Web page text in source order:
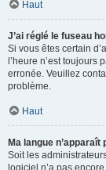
Haut
J’ai réglé le fuseau
Si vous êtes certain
l’heure n’est toujours
erronée. Veuillez
problème.
Haut
Ma langue n’apparaît
Soit les